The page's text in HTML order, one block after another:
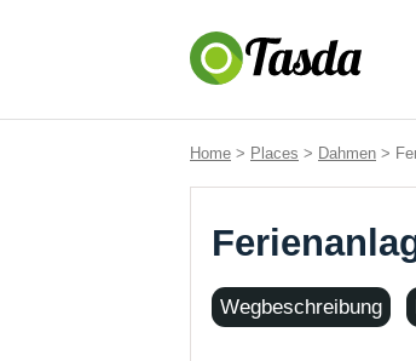
Home > Places > Dahmen >
Wegbeschreibung